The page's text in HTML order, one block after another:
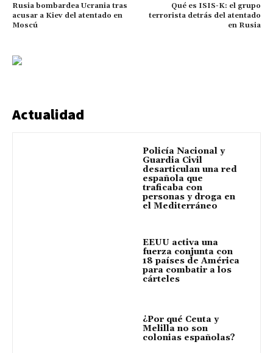
Rusia bombardea Ucrania tras
acusar a Kiev del atentado en
Moscú
Qué es ISIS-K: el grupo
terrorista detrás del atentado
en Rusia
Actualidad
Policía Nacional y
Guardia Civil
desarticulan una red
española que
traficaba con
personas y droga en
el Mediterráneo
EEUU activa una
fuerza conjunta con
18 países de América
para combatir a los
cárteles
¿Por qué Ceuta y
Melilla no son
colonias españolas?